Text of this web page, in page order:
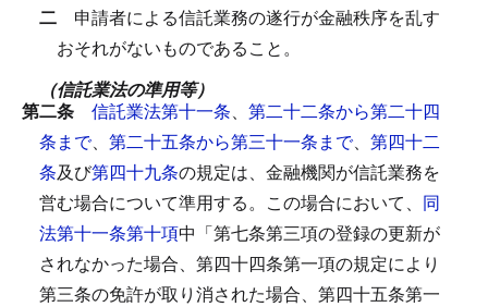
二 申請者による信託業務の遂行が金融秩序を乱す
おそれがないものであること。
（信託業法の準用等）
第二条 信託業法第十一条、 第二十二条から第二十四
条まで、 第二十五条から第三十一条まで、 第四十二
条及び第四十九条の規定は、金融機関が信託業務を
営む場合について準用する。 この場合において、 同
法第十一条第十項中「第七条第三項の登録の更新が
されなかった場合、第四十四条第一項の規定により
第三条の免許が取り消された場合、第四十五条第一